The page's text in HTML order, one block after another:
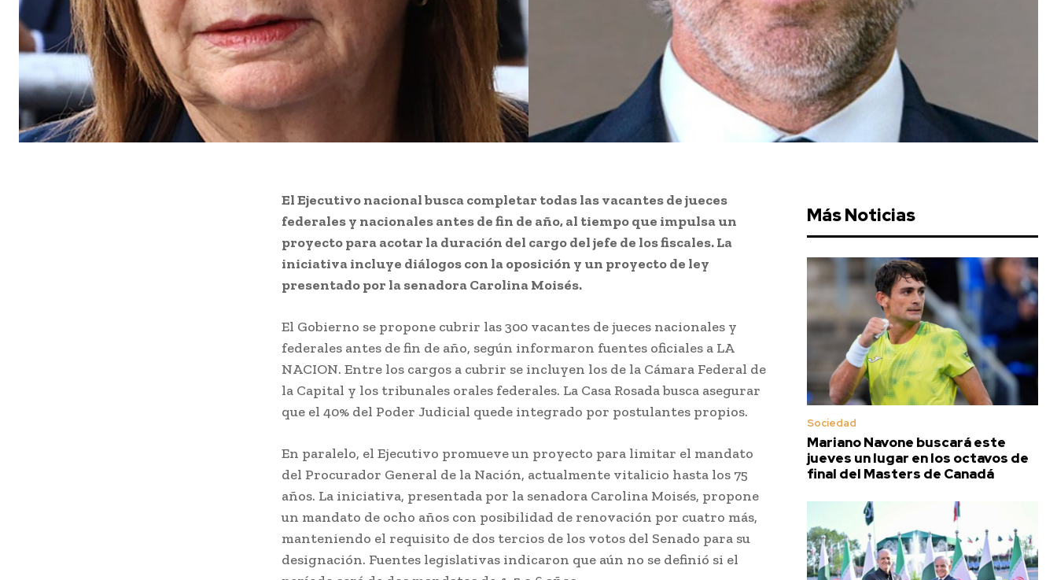
El Ejecutivo nacional busca completar todas las vacantes de jueces
federales y nacionales antes de fin de año, al tiempo que impulsa un
proyecto para acotar la duración del cargo del jefe de los fiscales. La
iniciativa incluye diálogos con la oposición y un proyecto de ley
presentado por la senadora Carolina Moisés.
El Gobierno se propone cubrir las 300 vacantes de jueces nacionales y
federales antes de fin de año, según informaron fuentes oficiales a LA
NACION. Entre los cargos a cubrir se incluyen los de la Cámara Federal de
la Capital y los tribunales orales federales. La Casa Rosada busca asegurar
que el 40% del Poder Judicial quede integrado por postulantes propios.
En paralelo, el Ejecutivo promueve un proyecto para limitar el mandato
del Procurador General de la Nación, actualmente vitalicio hasta los 75
años. La iniciativa, presentada por la senadora Carolina Moisés, propone
un mandato de ocho años con posibilidad de renovación por cuatro más,
manteniendo el requisito de dos tercios de los votos del Senado para su
designación. Fuentes legislativas indicaron que aún no se definió si el
Más Noticias
Sociedad
Mariano Navone buscará este
jueves un lugar en los octavos de
final del Masters de Canadá